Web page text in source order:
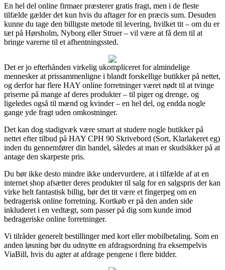
En hel del online firmaer præsterer gratis fragt, men i de fleste
tilfælde gælder det kun hvis du aftager for en præcis sum. Desuden
kunne du tage den billigste metode til levering, hvilket tit – om du er
tæt på Hørsholm, Nyborg eller Struer – vil være at få dem til at
bringe varerne til et afhentningssted.
Det er jo efterhånden virkelig ukompliceret for almindelige
mennesker at prissammenligne i blandt forskellige butikker på nettet,
og derfor har flere HAY online forretninger været nødt til at tvinge
priserne på mange af deres produkter – til piger og drenge, og
ligeledes også til mænd og kvinder – en hel del, og endda nogle
gange yde fragt uden omkostninger.
Det kan dog stadigvæk være smart at studere nogle butikker på
nettet efter tilbud på HAY CPH 90 Skrivebord (Sort, Klarlakeret eg)
inden du gennemfører din handel, således at man er skudsikker på at
antage den skarpeste pris.
Du bør ikke desto mindre ikke undervurdere, at i tilfælde af at en
internet shop afsætter deres produkter til salg for en salgspris der kan
virke helt fantastisk billig, bør det tit være et fingerpeg om en
bedragerisk online forretning. Kortkøb er på den anden side
inkluderet i en vedtægt, som passer på dig som kunde imod
bedrageriske online forretninger.
Vi tilråder generelt bestillinger med kort eller mobilbetaling. Som en
anden løsning bør du udnytte en afdragsordning fra eksempelvis
ViaBill, hvis du agter at afdrage pengene i flere bidder.